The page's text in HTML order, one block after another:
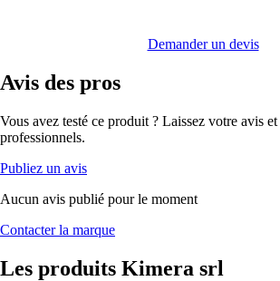
Demander un devis
Avis des pros
Vous avez testé ce produit ? Laissez votre avis et
professionnels.
Publiez un avis
Aucun avis publié pour le moment
Contacter la marque
Les produits Kimera srl